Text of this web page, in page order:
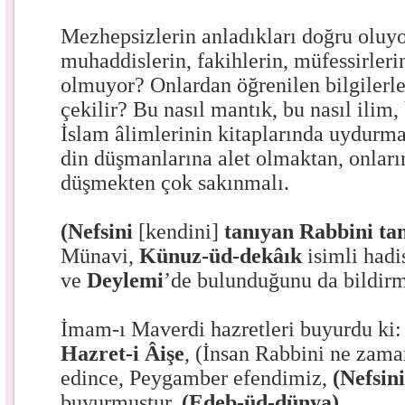
Mezhepsizlerin anladıkları doğru
muhaddislerin, fakihlerin,
olmuyor? Onlardan öğrenilen
çekilir? Bu nasıl mantık, bu nasıl ilim,
İslam âlimlerinin kitaplarında
din düşmanlarına alet olmaktan,
düşmekten çok sakınmalı.
(Nefsini [kendini] tanıyan Rabbini
Münavi,Künuz-üd-dekâık isimli
veDeylemi’de bulunduğunu da
İmam-ı Maverdi hazretleri buyurdu ki:
Hazret-i Âişe, (İnsan Rabbini ne
edince, Peygamber efendimiz, (Nefsini